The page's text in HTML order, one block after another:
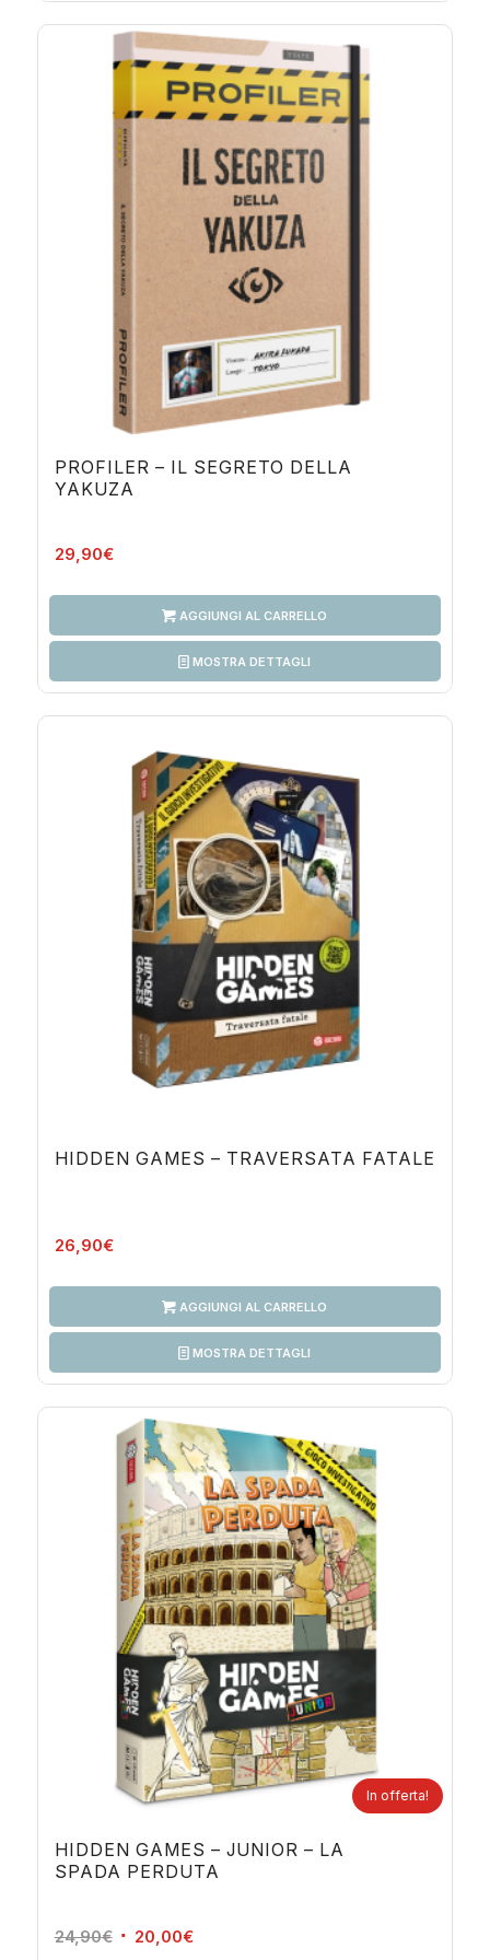
PROFILER – IL SEGRETO DELLA
YAKUZA
29,90€
AGGIUNGI AL CARRELLO
MOSTRA DETTAGLI
HIDDEN GAMES – TRAVERSATA FATALE
26,90€
AGGIUNGI AL CARRELLO
MOSTRA DETTAGLI
HIDDEN GAMES – JUNIOR – LA
SPADA PERDUTA
24,90€ Il 20,00€Il
In offerta!